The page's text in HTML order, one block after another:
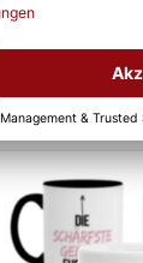
Spardose -